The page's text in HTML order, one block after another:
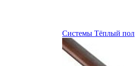
Системы Тёплый пол